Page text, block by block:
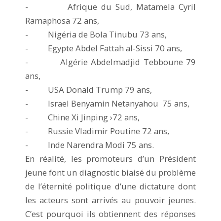
- Afrique du Sud, Matamela Cyril
Ramaphosa 72 ans,
- Nigéria de Bola Tinubu 73 ans,
- Egypte Abdel Fattah al-Sissi 70 ans,
- Algérie Abdelmadjid Tebboune 79
ans,
- USA Donald Trump 79 ans,
- Israel Benyamin Netanyahou 75 ans,
- Chine Xi Jinping ›72 ans,
- Russie Vladimir Poutine 72 ans,
- Inde Narendra Modi 75 ans.
En réalité, les promoteurs d’un Président
jeune font un diagnostic biaisé du problème
de l’éternité politique d’une dictature dont
les acteurs sont arrivés au pouvoir jeunes.
C’est pourquoi ils obtiennent des réponses